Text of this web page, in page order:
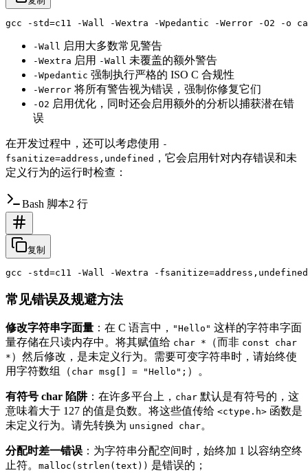
-Wall 启用大多数常见警告
-Wextra 启用 -Wall 未覆盖的额外警告
-Wpedantic 强制执行严格的 ISO C 合规性
-Werror 将所有警告视为错误，强制你修复它们
-O2 启用优化，同时还会启用额外的分析以捕获潜在错
误
在开发过程中，还可以考虑使用 -
fsanitize=address,undefined ，它会启用针对内存错误和未
定义行为的运行时检查：
Bash 脚本2 行
复制
常见错误及规避方法
修改字符串字面量 ：在 C 语言中， "Hello" 这样的字符串字面
量存储在只读内存中。将其赋值给 char * （而非 const char
* ）然后修改，是未定义行为。需要可变字符串时，请始终使
用字符数组（ char msg[] = "Hello"; ）。
有符号 char 陷阱：在许多平台上， char 默认是有符号的，这
意味着大于 127 的值是负数。将这些值传给 <ctype.h> 函数是
未定义行为。请先转换为 unsigned char。
分配时差一错误 ：为字符串分配空间时，始终加 1 以容纳空终
止符。 malloc(strlen(text)) 是错误的；